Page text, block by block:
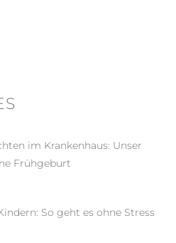
im Krankenhaus: Unser
Frühgeburt
So geht es ohne Stress